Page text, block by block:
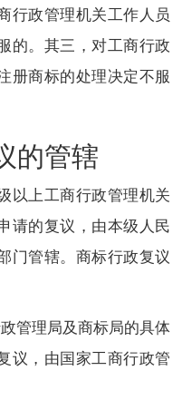
行政管理机关工作人员
的。其三，对工商行政
册商标的处理决定不服
的管辖
上工商行政管理机关
请的复议，由本级人民
门管辖。商标行政复议
管理局及商标局的具体
议，由国家工商行政管